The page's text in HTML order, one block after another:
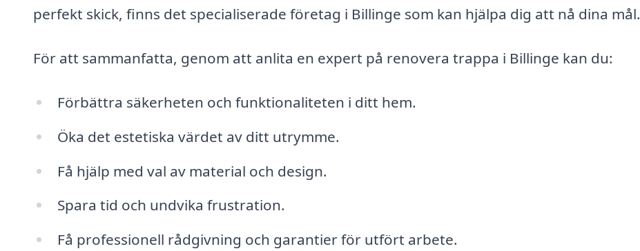
perfekt skick, finns det specialiserade företag i Billinge som kan hjälpa dig att nå dina mål.
För att sammanfatta, genom att anlita en expert på renovera trappa i Billinge kan du:
Förbättra säkerheten och funktionaliteten i ditt hem.
Öka det estetiska värdet av ditt utrymme.
Få hjälp med val av material och design.
Spara tid och undvika frustration.
Få professionell rådgivning och garantier för utfört arbete.